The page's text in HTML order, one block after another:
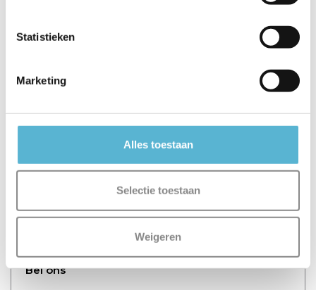
Statistieken
Marketing
Alles toestaan
Selectie toestaan
Weigeren
Hoe zijn we te bereiken?
Bel ons